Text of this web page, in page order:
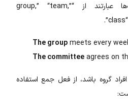
می‌گیرند. برخی از نمونه‌ها عبارتند از “group,” “team,”
The groupmeetsevery
The committeeagreeson
گروه باشد، از فعل جمع استفاده